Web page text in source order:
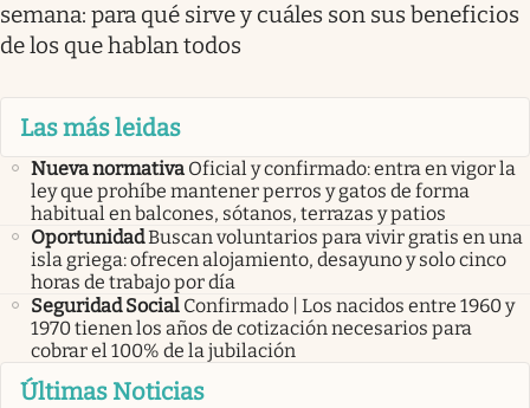
semana: para qué sirve y cuáles son sus beneficios
de los que hablan todos
Las más leidas
Nueva normativa Oficial y confirmado: entra en vigor la
ley que prohíbe mantener perros y gatos de forma
habitual en balcones, sótanos, terrazas y patios
OportunidadBuscan voluntarios para vivir gratis en una
isla griega: ofrecen alojamiento, desayuno y solo cinco
horas de trabajo por día
Seguridad Social Confirmado | Los nacidos entre 1960 y
1970 tienen los años de cotización necesarios para
cobrar el 100% de la jubilación
Últimas Noticias